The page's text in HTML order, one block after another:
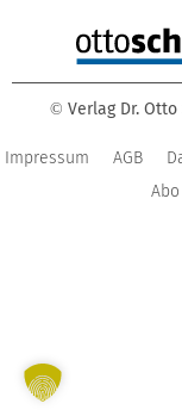
© Verlag Dr.
Impressum AGB